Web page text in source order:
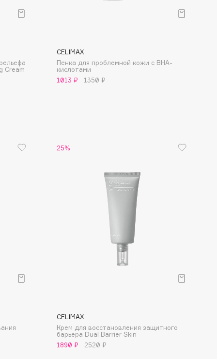
Cream
CELIMAX
Пенка для проблемной кожи с BHA-
кислотами
1013 ₽
1350 ₽
25%
CELIMAX
Крем для восстановления защитного
барьера Dual Barrier Skin
1890 ₽
2520 ₽